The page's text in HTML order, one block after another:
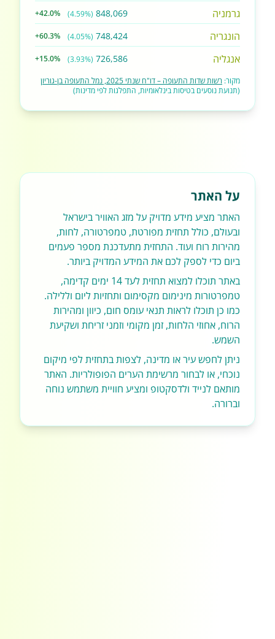
גרמניה 848,069
(4.59%)
+42.0%
הונגריה 748,424
(4.05%)
+60.3%
אנגליה 726,586
(3.93%)
+15.0%
מקור: רשות שדות התעופה – דו"ח שנתי 2025, נמל התעופה בן-גוריון
(תנועת נוסעים בטיסות בינלאומיות, התפלגות לפי מדינות)
על האתר
האתר מציע מידע מדויק על מזג האוויר בישראל
ובעולם, כולל תחזית מפורטת, טמפרטורה, לחות,
מהירות רוח ועוד. התחזית מתעדכנת מספר פעמים
ביום כדי לספק לכם את המידע המדויק ביותר.
באתר תוכלו למצוא תחזית לעד 14 ימים קדימה,
טמפרטורות מינימום מקסימום ותחזיות ליום וללילה.
כמו כן תוכלו לראות תנאי עומס חום, כיוון ומהירות
הרוח, אחוזי הלחות, זמן מקומי וזמני זריחת ושקיעת
השמש.
ניתן לחפש עיר או מדינה, לצפות בתחזית לפי מיקום
נוכחי, או לבחור מרשימת הערים הפופולריות. האתר
מותאם לנייד ולדסקטופ ומציע חוויית משתמש נוחה
וברורה.